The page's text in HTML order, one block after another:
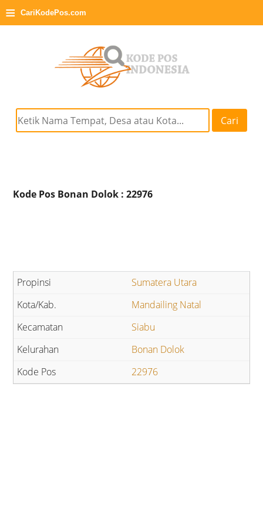
≡ CariKodePos.com
Cari
Kode Pos Bonan Dolok : 22976
Sumatera Utara
Mandailing Natal
Siabu
Bonan Dolok
22976